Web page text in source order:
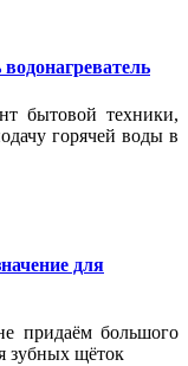
бытовой техники,
горячей воды в
для
придаём большого
зубных щёток